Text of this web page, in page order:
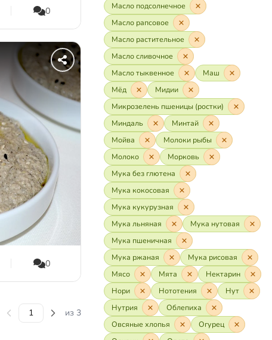
0
0
из 3
Масло подсолнечное
Масло рапсовое
Масло растительное
Масло сливочное
Масло тыквенное
Маш
Мёд
Мидии
Микрозелень пшеницы (ростки)
Миндаль
Минтай
Мойва
Молоки рыбы
Молоко
Морковь
Мука без глютена
Мука кокосовая
Мука кукурузная
Мука льняная
Мука нутовая
Мука пшеничная
Мука ржаная
Мука рисовая
Мясо
Мята
Нектарин
Нори
Нототения
Нут
Нутрия
Облепиха
Овсяные хлопья
Огурец